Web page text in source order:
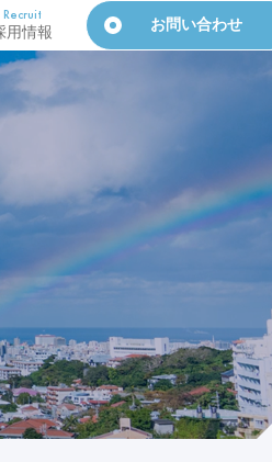
Recruit
用情報 お問い合わせ